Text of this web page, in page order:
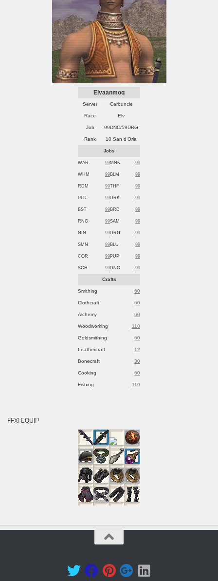
Elvaanmoq
Server Carbuncle
Race Elv
Job 99DNC/59DRG
Rank 10 San d'Oria
Jobs
WAR 99MNK 99
WHM 99BLM 99
RDM 99THF 99
PLD 99DRK 99
BST 99BRD 99
RNG 99SAM 99
NIN 99DRG 99
SMN 99BLU 99
COR 99PUP 99
SCH 99DNC 99
Crafts
Smithing 60
Clothcraft 60
Alchemy 60
Woodworking 110
Goldsmithing 60
Leathercraft 12
Bonecraft 30
Cooking 60
Fishing 110
FFXI EQUIP